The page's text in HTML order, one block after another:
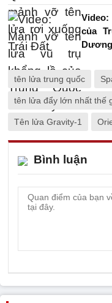
của
Dương
tên lửa trung quốc
tên lửa đẩy lớn nhất thế
Tên lửa Gravity-1
Bình luận